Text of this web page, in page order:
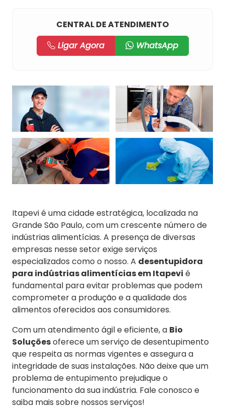
CENTRAL DE ATENDIMENTO
Ligar Agora
WhatsApp
Itapevi é uma cidade estratégica, localizada na
Grande São Paulo, com um crescente número de
indústrias alimentícias. A presença de diversas
empresas nesse setor exige serviços
especializados como o nosso. A desentupidora
para indústrias alimentícias em Itapevi é
fundamental para evitar problemas que podem
comprometer a produção e a qualidade dos
alimentos oferecidos aos consumidores.
Com um atendimento ágil e eficiente, a Bio
Soluçõesoferece um serviço de desentupimento
que respeita as normas vigentes e assegura a
integridade de suas instalações. Não deixe que um
problema de entupimento prejudique o
funcionamento da sua indústria. Fale conosco e
saiba mais sobre nossos serviços!